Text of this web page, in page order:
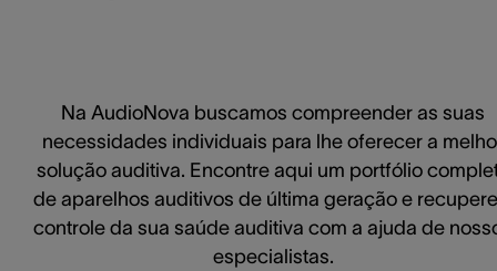
Na AudioNova buscamos compreender as suas
necessidades individuais para lhe oferecer a
solução auditiva. Encontre aqui um portfólio
de aparelhos auditivos de última geração e
controle da sua saúde auditiva com a ajuda de
especialistas.